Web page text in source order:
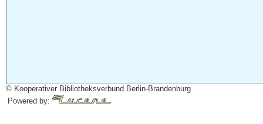
© Kooperativer Bibliotheksverbund Berlin-Brandenburg
Powered by: